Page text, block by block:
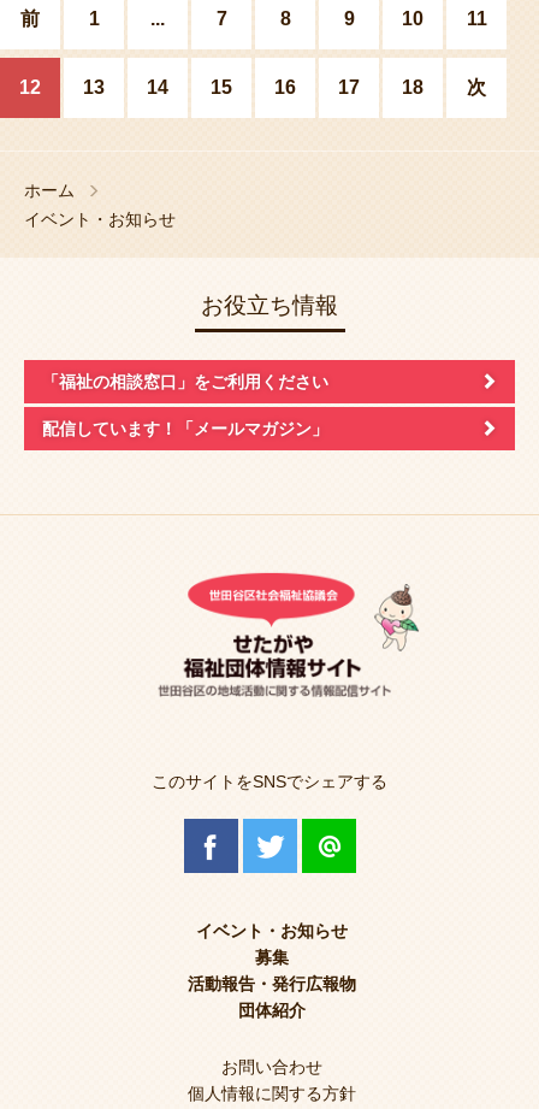
前 1 ... 7 8 9 10 11
12 13 14 15 16 17 18 次
ホーム
イベント・お知らせ
お役立ち情報
「福祉の相談窓口」 をご利用ください
配信しています！ 「メールマガジン」
このサイトをSNSでシェアする
イベント・お知らせ
募集
活動報告・発行広報物
団体紹介
お問い合わせ
個人情報に関する方針